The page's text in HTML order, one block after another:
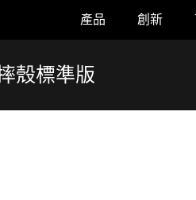
產品 創新
殼標準版
ROG